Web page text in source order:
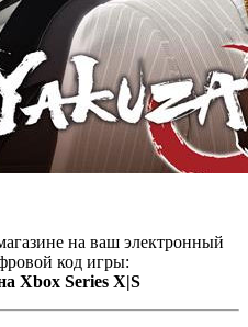
на ваш электронный
код игры:
Xbox Series X|S